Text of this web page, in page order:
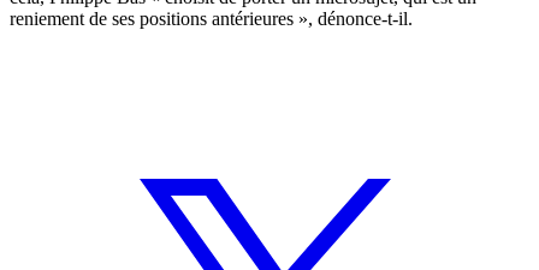
reniement de ses positions antérieures », dénonce-t-il.